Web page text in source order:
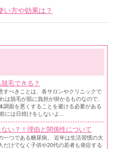
い方や効果は？
毛できる？
すべきことは、各サロンやクリニックで
は脱毛が肌に負担が掛かるものなので、
調面を悪くすることを避ける必要がある
には日焼けをしないよ...
い？！理由と関係性について
一つである糖尿病。 近年は生活習慣の大
だけでなく子供や20代の若者も発症する